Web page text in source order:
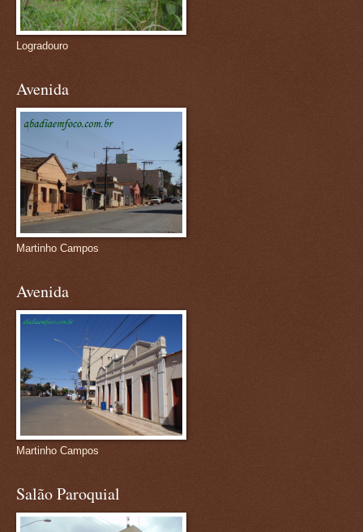
Logradouro
Avenida
Martinho Campos
Avenida
Martinho Campos
Salão Paroquial